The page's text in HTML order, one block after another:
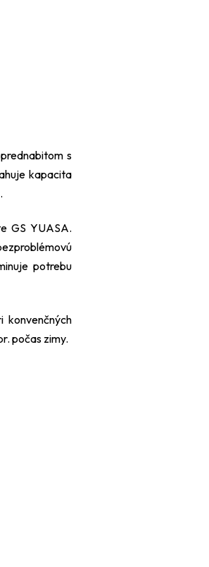
s
kapacita
GS YUASA.
potrebu
konvenčných
počas zimy.